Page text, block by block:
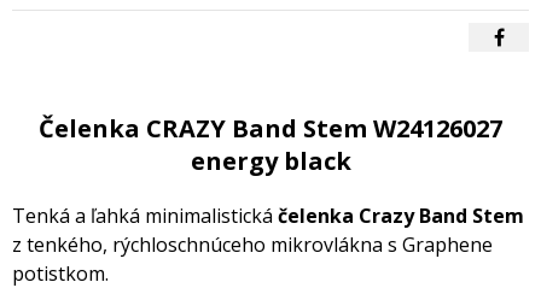
Čelenka CRAZY Band Stem W24126027
energy black
Tenká a ľahká minimalistická čelenka Crazy Band Stem
z tenkého, rýchloschnúceho mikrovlákna s Graphene
potistkom.